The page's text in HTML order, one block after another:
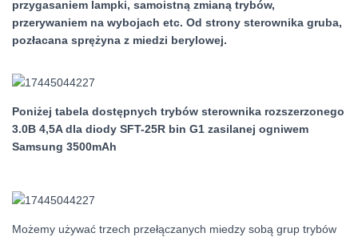
przygasaniem lampki, samoistną zmianą trybów,
przerywaniem na wybojach etc. Od strony sterownika gruba,
pozłacana sprężyna z miedzi berylowej.
Poniżej tabela dostępnych trybów sterownika rozszerzonego
3.0B 4,5A dla diody SFT-25R bin G1 zasilanej ogniwem
Samsung 3500mAh
Możemy używać trzech przełączanych miedzy sobą grup trybów